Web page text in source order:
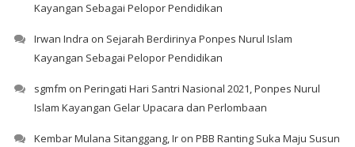
Kayangan Sebagai Pelopor Pendidikan
Irwan Indra on Sejarah Berdirinya Ponpes Nurul Islam
Kayangan Sebagai Pelopor Pendidikan
sgmfm on Peringati Hari Santri Nasional 2021, Ponpes Nurul
Islam Kayangan Gelar Upacara dan Perlombaan
Kembar Mulana Sitanggang, Iron PBB Ranting Suka Maju Susun